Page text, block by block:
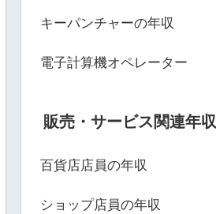
キーパンチャーの年収
電子計算機オペレーター
販売・サービス関連年収
百貨店店員の年収
ショップ店員の年収